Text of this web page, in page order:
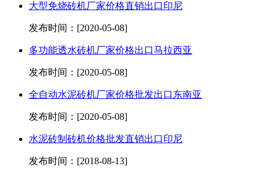
大型免烧砖机厂家价格直销出口印尼
发布时间：[2020-05-08]
多功能透水砖机厂家价格出口马拉西亚
发布时间：[2020-05-08]
全自动水泥砖机厂家价格批发出口东南亚
发布时间：[2020-05-08]
水泥砖制砖机价格批发直销出口印尼
发布时间：[2018-08-13]